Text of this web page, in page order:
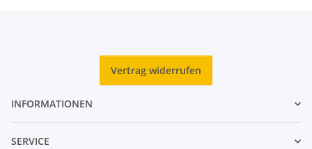
Vertrag widerrufen
INFORMATIONEN
SERVICE